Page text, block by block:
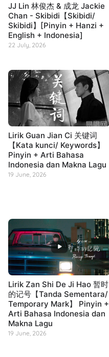
JJ Lin 林俊杰 & 成龙 Jackie
Chan - Skibidi【Skibidi/
Skibidi】[Pinyin + Hanzi +
English + Indonesia]
22 July, 2026
Lirik Guan Jian Ci 关键词
【Kata kunci/ Keywords】
Pinyin + Arti Bahasa
Indonesia dan Makna Lagu
19 June, 2026
Lirik Zan Shi De Ji Hao 暂时
的记号【Tanda Sementara/
Temporary Mark】 Pinyin +
Arti Bahasa Indonesia dan
Makna Lagu
19 June, 2026